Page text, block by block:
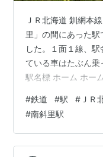
ＪＲ北海道 釧網本
里」の間にあった
した。１面１線、
ている車はたぶん乗
駅名標 ホーム ホー
（１面１線）営業形
月１３日所在地 ：
年８月 ランキング
ランキング参加中
#鉄道 #駅 # ＪＲ
#南斜里駅